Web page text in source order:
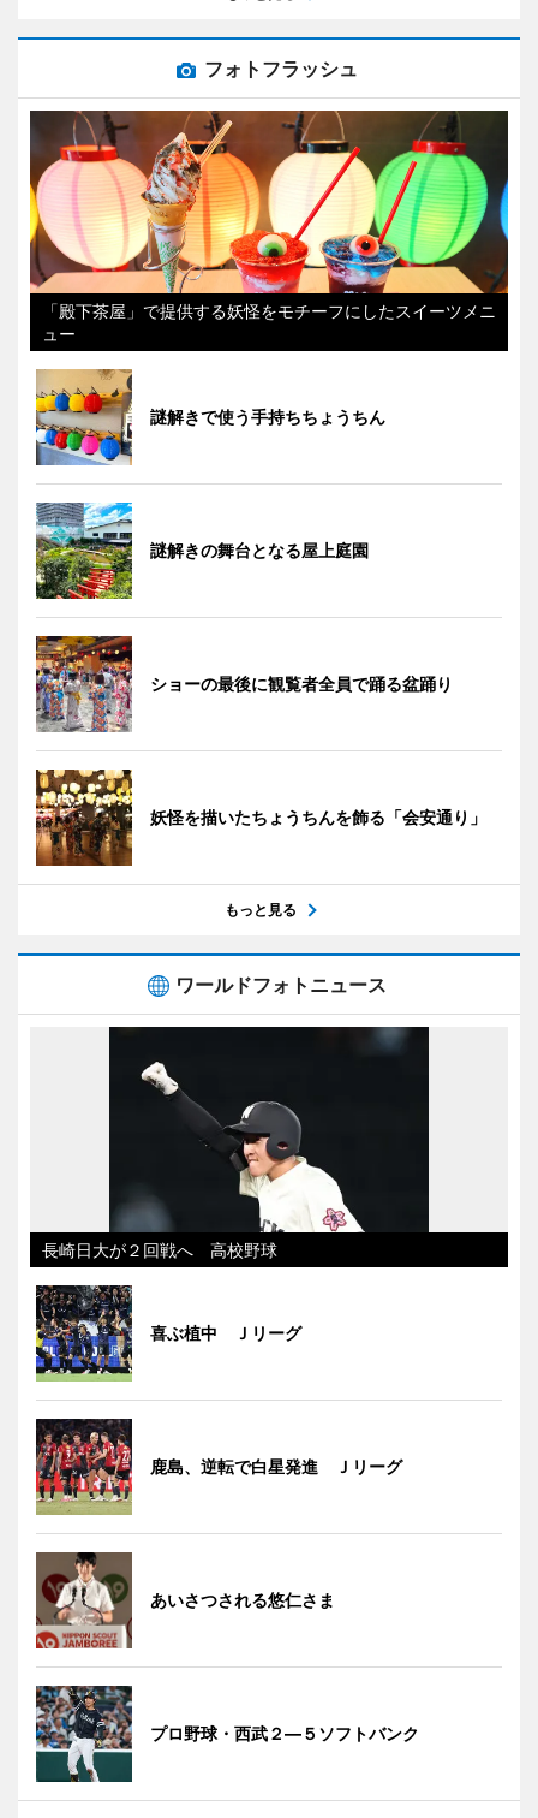
フォトフラッシュ
「殿下茶屋」で提供する妖怪をモチーフにしたスイーツメニ
ュー
謎解きで使う手持ちちょうちん
謎解きの舞台となる屋上庭園
ショーの最後に観覧者全員で踊る盆踊り
妖怪を描いたちょうちんを飾る「会安通り」
もっと見る
ワールドフォトニュース
長崎日大が２回戦へ 高校野球
喜ぶ植中 Ｊリーグ
鹿島、逆転で白星発進 Ｊリーグ
あいさつされる悠仁さま
プロ野球・西武２―５ソフトバンク